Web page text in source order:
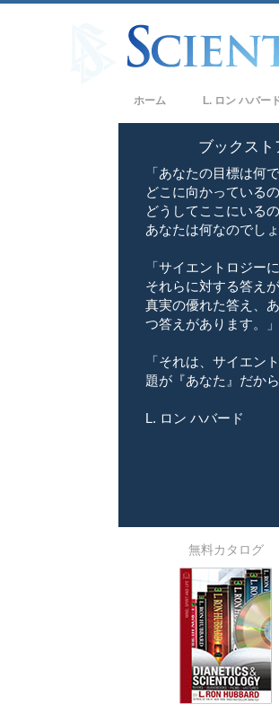
ホーム L. ロン ハバー
ブックスト
「あなたの目標は何
どこに向かっている
どうしてここにいる
あなたは何なのでしょ
「サイエントロジー
それらに対する答えが
真実の優れた答え、
つ答えがあります。」
「それは、サイエン
題が『あなた』だから
L. ロン ハバード
無料カタログ